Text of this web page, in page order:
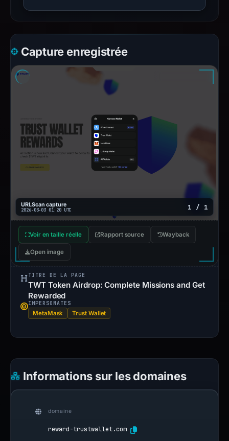
Capture enregistrée
URLScan capture
2026-03-03 01:20 UTC 1 / 1
Voir en taille réelle Rapport source Wayback
Open image
TITRE DE LA PAGE
TWT Token Airdrop: Complete Missions and Get
Rewarded
IMPERSONATES
MetaMask Trust Wallet
Informations sur les domaines
domaine
reward-trustwallet.com